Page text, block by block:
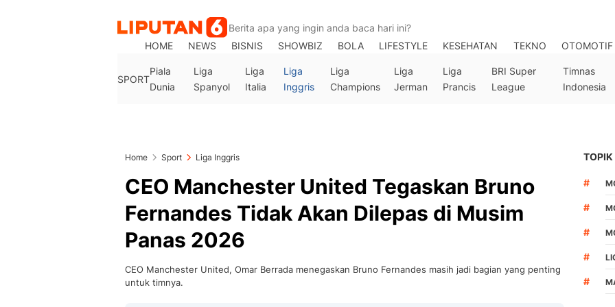
HOME
NEWS BISNIS SHOWBIZ BOLA LIFESTYLE KESEHATAN TEKNO OTOMOTIF
SPORT
Piala
Dunia
Liga
Spanyol
Liga
Italia
Liga
Inggris
Liga
Champions
Liga
Jerman
Liga
Prancis
BRI Super
League
Timnas
Indonesia
Home Sport Liga Inggris
CEO Manchester United Tegaskan Bruno
Fernandes Tidak Akan Dilepas di Musim
Panas 2026
CEO Manchester United, Omar Berrada menegaskan Bruno Fernandes masih jadi bagian yang penting
untuk timnya.
TOPIK
#
#
#
#
#